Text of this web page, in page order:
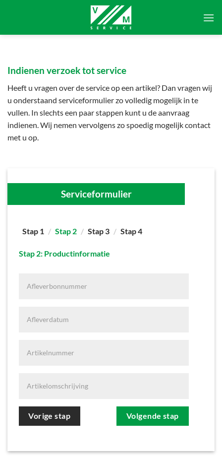
Indienen verzoek tot service
Heeft u vragen over de service op een artikel? Dan vragen wij
u onderstaand serviceformulier zo volledig mogelijk in te
vullen. In slechts een paar stappen kunt u de aanvraag
indienen. Wij nemen vervolgens zo spoedig mogelijk contact
met u op.
Serviceformulier
Stap 1 Stap 2 Stap 3 Stap 4
Stap 2: Productinformatie